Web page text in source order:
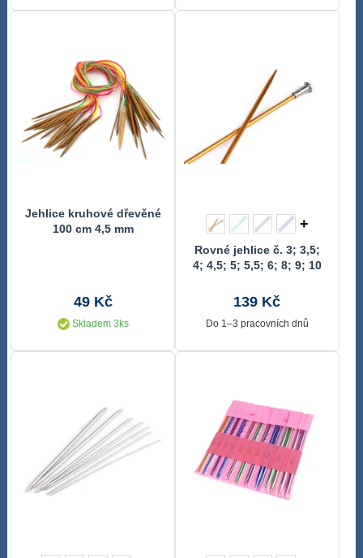
Jehlice kruhové dřevěné
100 cm 4,5 mm
49 Kč
Skladem 3ks
+
Rovné jehlice č. 3; 3,5;
4; 4,5; 5; 5,5; 6; 8; 9; 10
139 Kč
Do 1–3 pracovních dnů